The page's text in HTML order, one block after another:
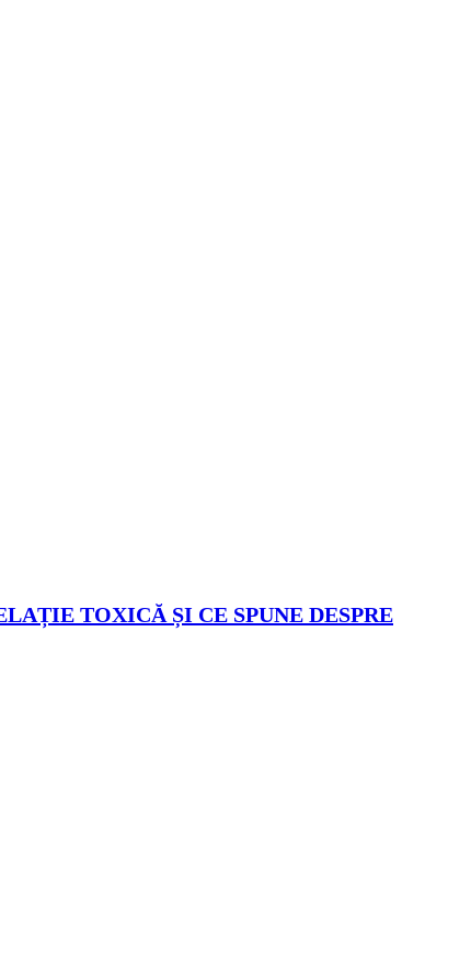
TOXICĂ ȘI CE SPUNE DESPRE